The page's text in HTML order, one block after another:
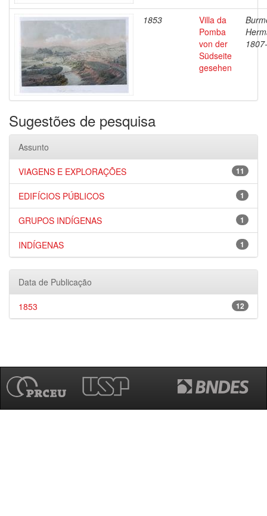
1853
Villa da
Pomba
von der
Südseite
gesehen
Sugestões de pesquisa
Assunto
11
VIAGENS E EXPLORAÇÕES
1
EDIFÍCIOS PÚBLICOS
1
GRUPOS INDÍGENAS
1
INDÍGENAS
Data de Publicação
12
1853